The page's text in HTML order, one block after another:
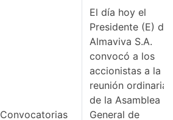
Convocatorias
El día hoy el
Presidente (E) de
Almaviva S.A.
convocó a los
accionistas a la
reunión ordinaria
de la Asamblea
General de